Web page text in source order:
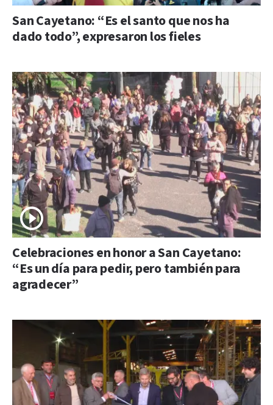
San Cayetano: “Es el santo que nos ha
dado todo”, expresaron los fieles
Celebraciones en honor a San Cayetano:
“Es un día para pedir, pero también para
agradecer”